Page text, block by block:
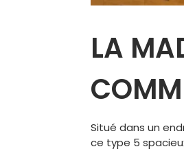
LA
Situé dans un
ce type 5